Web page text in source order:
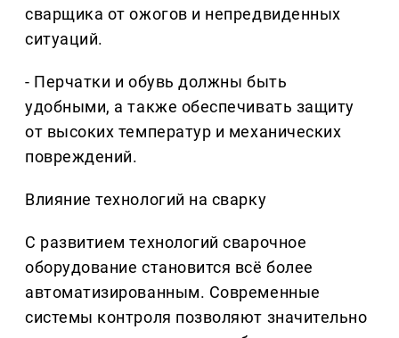
сварщика от ожогов и непредвиденных
ситуаций.
- Перчатки и обувь должны быть
удобными, а также обеспечивать защиту
от высоких температур и механических
повреждений.
Влияние технологий на сварку
С развитием технологий сварочное
оборудование становится всё более
автоматизированным. Современные
системы контроля позволяют значительно